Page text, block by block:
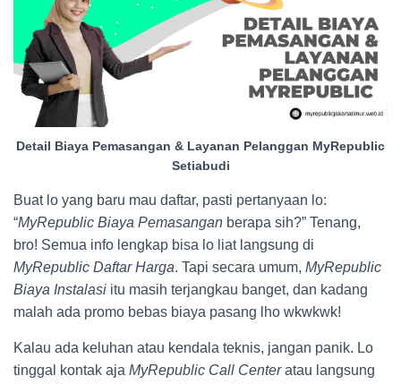
Detail Biaya Pemasangan & Layanan Pelanggan MyRepublic
Setiabudi
Buat lo yang baru mau daftar, pasti pertanyaan lo:
“MyRepublic Biaya Pemasangan berapa sih?” Tenang,
bro! Semua info lengkap bisa lo liat langsung di
MyRepublic Daftar Harga. Tapi secara umum, MyRepublic
Biaya Instalasi itu masih terjangkau banget, dan kadang
malah ada promo bebas biaya pasang lho wkwkwk!
Kalau ada keluhan atau kendala teknis, jangan panik. Lo
tinggal kontak aja MyRepublic Call Centeratau langsung